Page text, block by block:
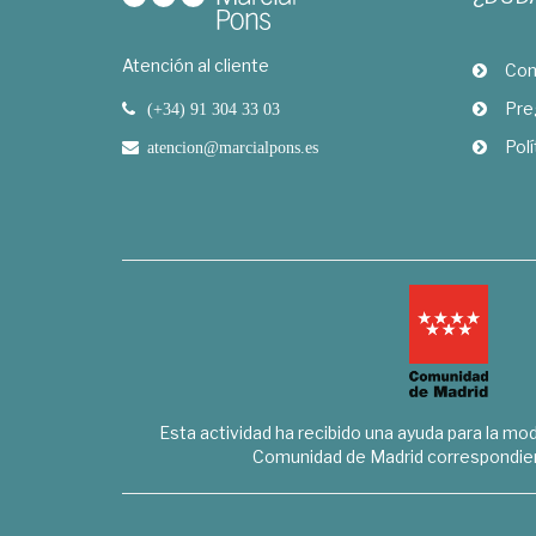
Atención al cliente
(+34) 91 304 33 03
atencion@marcialpons.es
Esta actividad ha recibido una ayuda para la
Comunidad de Madrid